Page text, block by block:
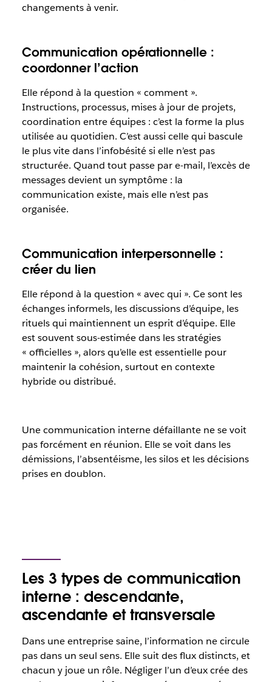
changements à venir.
Communication opérationnelle :
coordonner l’action
Elle répond à la question « comment ».
Instructions, processus, mises à jour de projets,
coordination entre équipes : c’est la forme la plus
utilisée au quotidien. C’est aussi celle qui bascule
le plus vite dans l’infobésité si elle n’est pas
structurée. Quand tout passe par e-mail, l’excès de
messages devient un symptôme : la
communication existe, mais elle n’est pas
organisée.
Communication interpersonnelle :
créer du lien
Elle répond à la question « avec qui ». Ce sont les
échanges informels, les discussions d’équipe, les
rituels qui maintiennent un esprit d’équipe. Elle
est souvent sous-estimée dans les stratégies
« officielles », alors qu’elle est essentielle pour
maintenir la cohésion, surtout en contexte
hybride ou distribué.
Une communication interne défaillante ne se voit
pas forcément en réunion. Elle se voit dans les
démissions, l’absentéisme, les silos et les décisions
prises en doublon.
Les 3 types de communication
interne : descendante,
ascendante et transversale
Dans une entreprise saine, l’information ne circule
pas dans un seul sens. Elle suit des flux distincts, et
chacun y joue un rôle. Négliger l’un d’eux crée des